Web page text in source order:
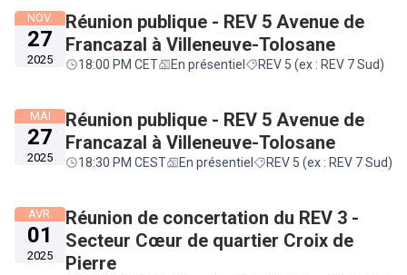
NOV.
27
2025
Réunion publique - REV 5 Avenue de
Francazal à Villeneuve-Tolosane
18:00 PM CET En présentiel REV 5 (ex : REV 7 Sud)
MAI
27
2025
Réunion publique - REV 5 Avenue de
Francazal à Villeneuve-Tolosane
18:30 PM CEST En présentiel REV 5 (ex : REV 7 Sud)
AVR.
01
2025
Réunion de concertation du REV 3 -
Secteur Cœur de quartier Croix de
Pierre